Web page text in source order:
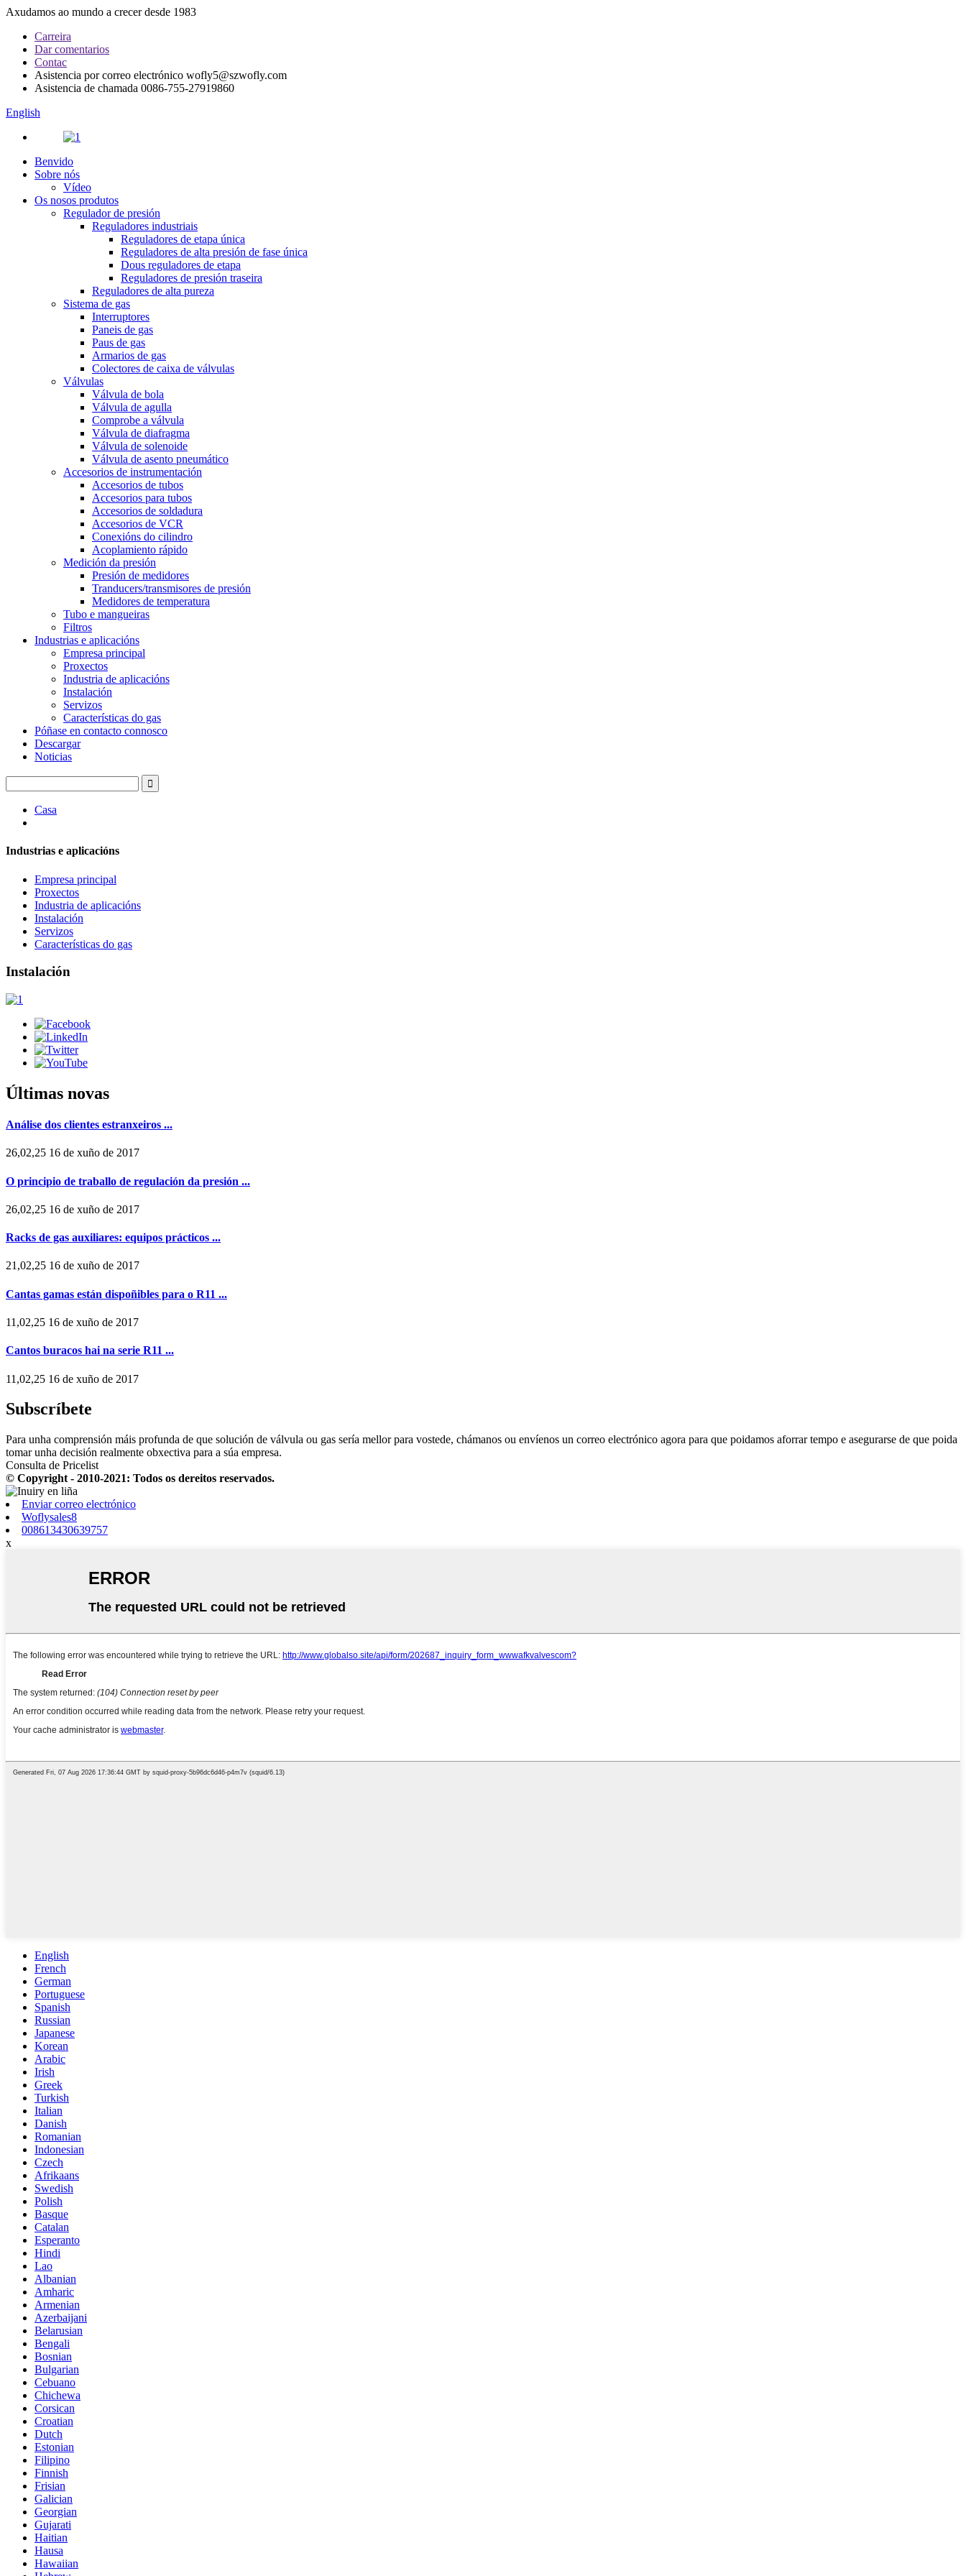
Axudamos ao mundo a crecer desde 1983
Carreira
Dar comentarios
Contac
Asistencia por correo electrónico wofly5@szwofly.com
Asistencia de chamada 0086-755-27919860
English
Benvido
Sobre nós
Vídeo
Os nosos produtos
Regulador de presión
Reguladores industriais
Reguladores de etapa única
Reguladores de alta presión de fase única
Dous reguladores de etapa
Reguladores de presión traseira
Reguladores de alta pureza
Sistema de gas
Interruptores
Paneis de gas
Paus de gas
Armarios de gas
Colectores de caixa de válvulas
Válvulas
Válvula de bola
Válvula de agulla
Comprobe a válvula
Válvula de diafragma
Válvula de solenoide
Válvula de asento pneumático
Accesorios de instrumentación
Accesorios de tubos
Accesorios para tubos
Accesorios de soldadura
Accesorios de VCR
Conexións do cilindro
Acoplamiento rápido
Medición da presión
Presión de medidores
Tranducers/transmisores de presión
Medidores de temperatura
Tubo e mangueiras
Filtros
Industrias e aplicacións
Empresa principal
Proxectos
Industria de aplicacións
Instalación
Servizos
Características do gas
Póñase en contacto connosco
Descargar
Noticias
Casa
Industrias e aplicacións
Empresa principal
Proxectos
Industria de aplicacións
Instalación
Servizos
Características do gas
Instalación
Últimas novas
Análise dos clientes estranxeiros ...
26,02,25 16 de xuño de 2017
O principio de traballo de regulación da presión ...
26,02,25 16 de xuño de 2017
Racks de gas auxiliares: equipos prácticos ...
21,02,25 16 de xuño de 2017
Cantas gamas están dispoñibles para o R11 ...
11,02,25 16 de xuño de 2017
Cantos buracos hai na serie R11 ...
11,02,25 16 de xuño de 2017
Subscríbete
Para unha comprensión máis profunda de que solución de válvula ou gas sería mellor para vostede, chámanos ou envíenos un correo electrónico agora para que poidamos aforrar tempo e asegurarse de que poida
tomar unha decisión realmente obxectiva para a súa empresa.
Consulta de Pricelist
© Copyright - 2010-2021: Todos os dereitos reservados.
Enviar correo electrónico
Woflysales8
008613430639757
x
English
French
German
Portuguese
Spanish
Russian
Japanese
Korean
Arabic
Irish
Greek
Turkish
Italian
Danish
Romanian
Indonesian
Czech
Afrikaans
Swedish
Polish
Basque
Catalan
Esperanto
Hindi
Lao
Albanian
Amharic
Armenian
Azerbaijani
Belarusian
Bengali
Bosnian
Bulgarian
Cebuano
Chichewa
Corsican
Croatian
Dutch
Estonian
Filipino
Finnish
Frisian
Galician
Georgian
Gujarati
Haitian
Hausa
Hawaiian